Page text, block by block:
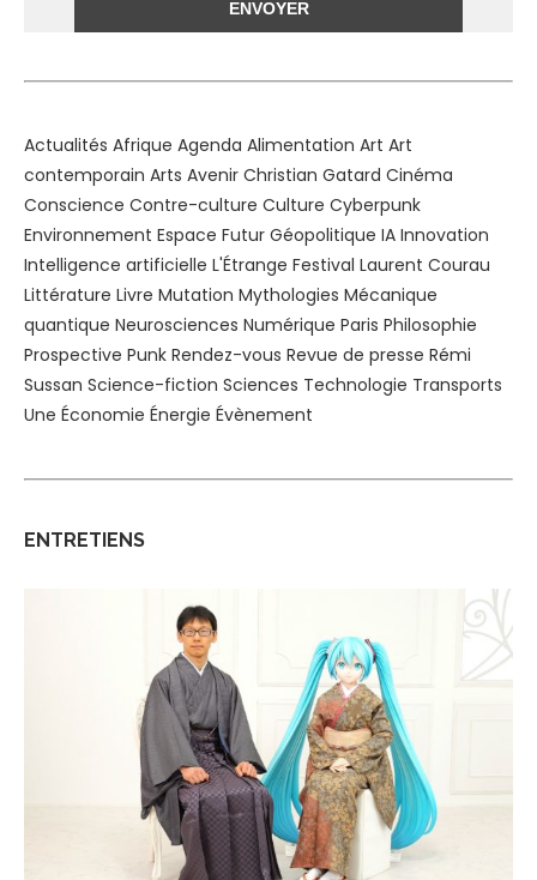
Actualités Afrique Agenda Alimentation Art Art
contemporain Arts Avenir Christian Gatard Cinéma
Conscience Contre-culture Culture Cyberpunk
Environnement Espace Futur Géopolitique IA Innovation
Intelligence artificielle L'Étrange Festival Laurent Courau
Littérature Livre Mutation Mythologies Mécanique
quantique Neurosciences Numérique Paris Philosophie
Prospective Punk Rendez-vous Revue de presse Rémi
Sussan Science-fiction Sciences Technologie Transports
Une Économie Énergie Évènement
ENTRETIENS